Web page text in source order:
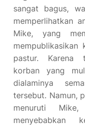
sangat bagus,
memperlihatkan
Mike, yang
mempublikasikan
pastur. Karena
korban yang
dialaminya
tersebut. Namun,
menuruti
menyebabkan